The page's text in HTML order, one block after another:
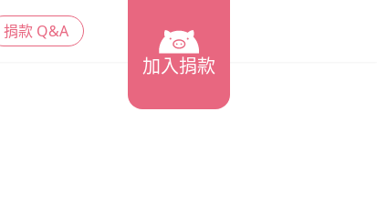
捐款 Q&A
加入捐款